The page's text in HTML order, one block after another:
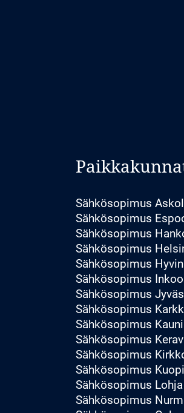
Sähkösopimus
Sähkösopimus
Sähkösopimus
Sähkösopimus
Sähkösopimus
Sähkösopimus Inkoo
Sähkösopimus
Sähkösopimus
Sähkösopimus
Sähkösopimus
Sähkösopimus
Sähkösopimus
Sähkösopimus Lohja
Sähkösopimus